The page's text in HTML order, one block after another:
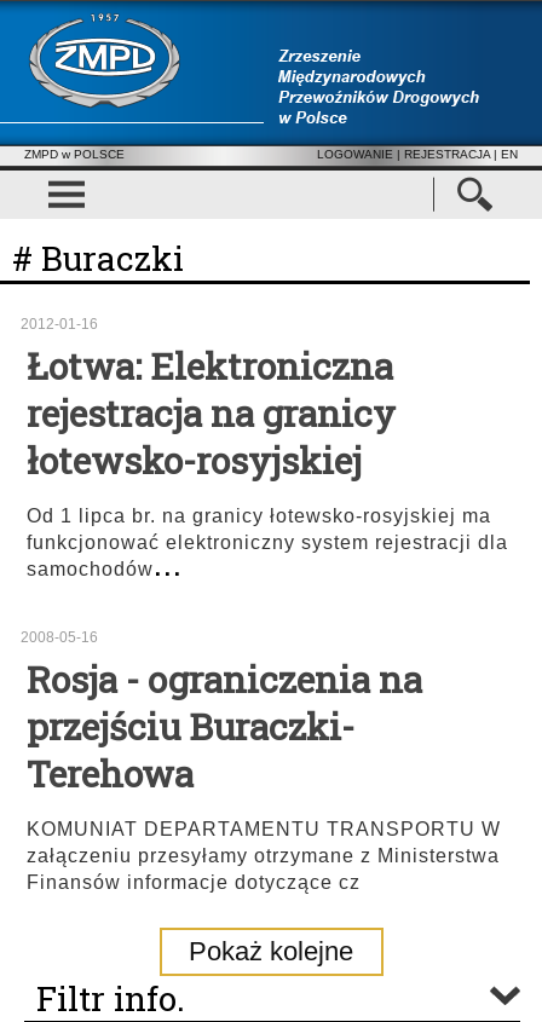
ZMPD w POLSCE LOGOWANIE | REJESTRACJA | EN
# Buraczki
2012-01-16
Łotwa: Elektroniczna
rejestracja na granicy
łotewsko-rosyjskiej
Od 1 lipca br. na granicy łotewsko-rosyjskiej ma
funkcjonować elektroniczny system rejestracji dla
samochodów...
2008-05-16
Rosja - ograniczenia na
przejściu Buraczki-
Terehowa
KOMUNIAT DEPARTAMENTU TRANSPORTU W
załączeniu przesyłamy otrzymane z Ministerstwa
Finansów informacje dotyczące cz
Pokaż kolejne
Filtr info.